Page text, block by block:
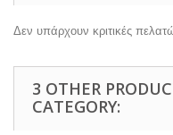
Δεν υπάρχουν κριτικές
3 OTHER
CATEGORY: